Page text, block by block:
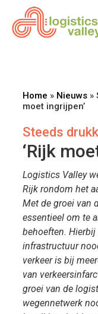
Home » Nieuws»
moet ingrijpen’
Steeds
‘Rijk
Logistics Valley
Rijk rondom het
Met de groei van
essentieel om te
behoeften.
infrastructuur
verkeer is bij
van
groei van de
wegennetwerk